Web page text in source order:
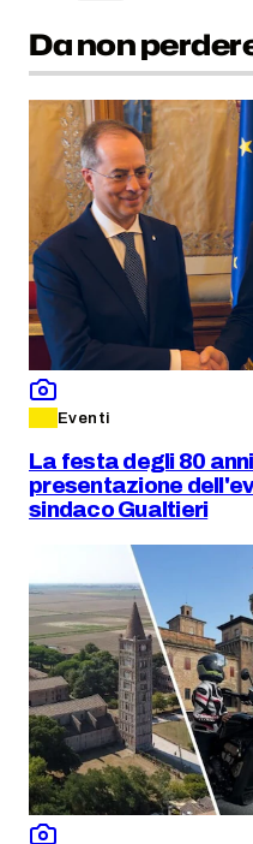
Da non
Eventi
La festa degli 80
presentazione
sindaco Gualtieri